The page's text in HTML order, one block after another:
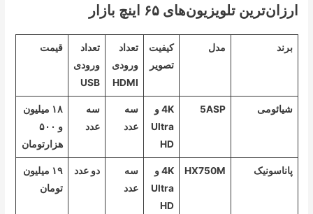
ارزان‌ترین تلویزیون‌های ۶۵ اینچ بازار
برند مدل
کیفیت
تصویر
تعداد
ورودی
HDMI
تعداد
ورودی
USB
قیمت
شیائومی 5ASP
4K و
Ultra
HD
سه
عدد
سه
عدد
۱۸ میلیون
و ۵۰۰
هزارتومان
پاناسونیک HX750M
4K و
Ultra
HD
سه
عدد
دو عدد
۱۹ میلیون
تومان